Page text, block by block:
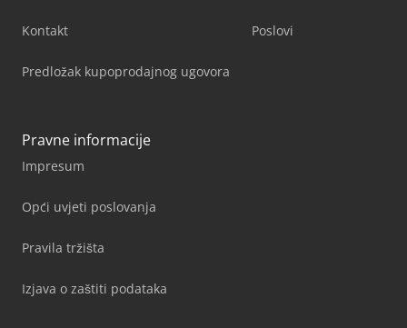
Kontakt
Predložak kupoprodajnog ugovora
Poslovi
Pravne informacije
Impresum
Opći uvjeti poslovanja
Pravila tržišta
Izjava o zaštiti podataka